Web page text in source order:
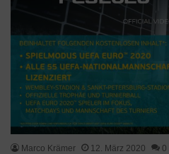
Marco Krämer 12. März 2020 0